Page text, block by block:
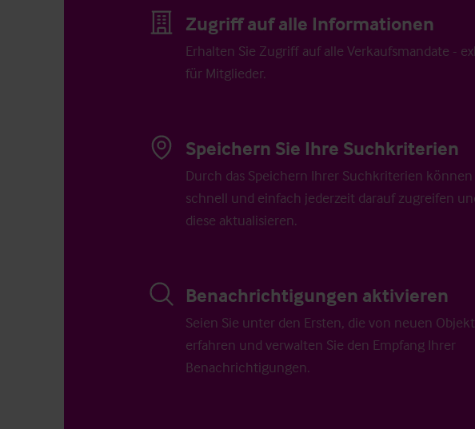
Zugriff auf alle Informationen
Erhalten Sie Zugriff auf alle Verkaufsmandate -
für Mitglieder.
Speichern Sie Ihre Suchkriterien
Durch das Speichern Ihrer Suchkriterien können
schnell und einfach jederzeit darauf zugreifen
diese aktualisieren.
Benachrichtigungen aktivieren
Seien Sie unter den Ersten, die von neuen
erfahren und verwalten Sie den Empfang Ihrer
Benachrichtigungen.